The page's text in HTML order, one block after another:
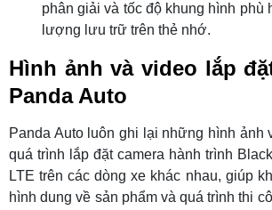
phân giải và tốc độ khung hình phù
lượng lưu trữ trên thẻ nhớ.
Hình ảnh và video lắp
Panda Auto
Panda Auto luôn ghi lại những hình ảnh
quá trình lắp đặt camera hành trình
LTE trên các dòng xe khác nhau, giúp
hình dung về sản phẩm và quá trình thi